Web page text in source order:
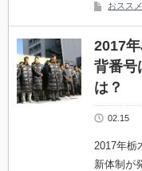
おススメ
2017
背番号
は？
02.15
2017年栃
新体制が